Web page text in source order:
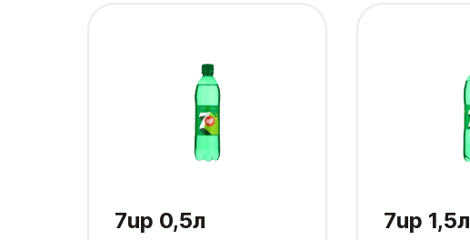
7up 0,5л 7up 1,5л